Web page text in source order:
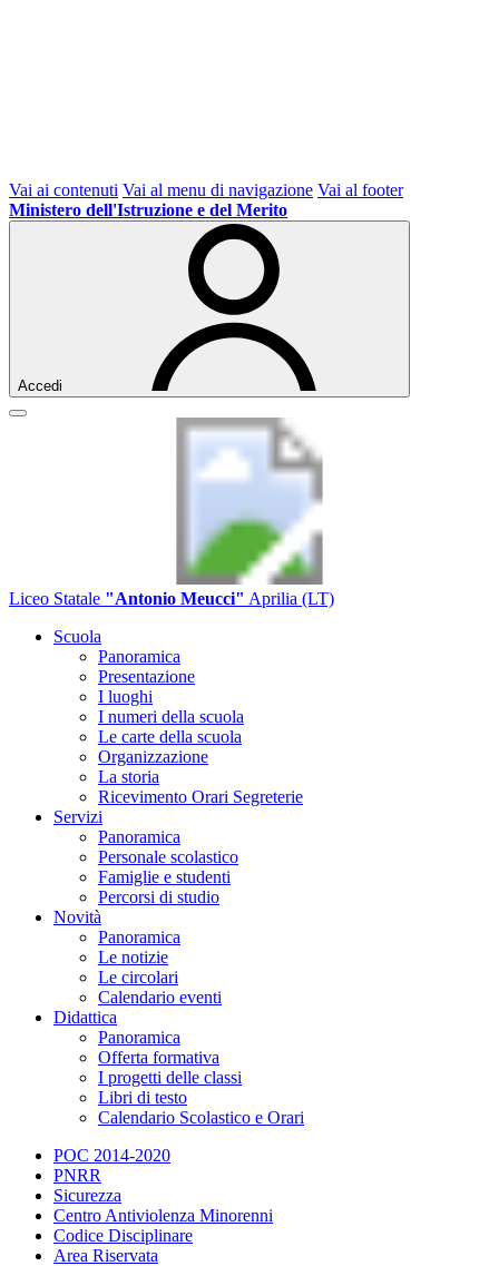
Vai ai contenuti Vai al menu di navigazione Vai al footer
Ministero dell'Istruzione e del Merito
Accedi
Liceo Statale "Antonio Meucci" Aprilia (LT)
Scuola
Panoramica
Presentazione
I luoghi
I numeri della scuola
Le carte della scuola
Organizzazione
La storia
Ricevimento Orari Segreterie
Servizi
Panoramica
Personale scolastico
Famiglie e studenti
Percorsi di studio
Novità
Panoramica
Le notizie
Le circolari
Calendario eventi
Didattica
Panoramica
Offerta formativa
I progetti delle classi
Libri di testo
Calendario Scolastico e Orari
POC 2014-2020
PNRR
Sicurezza
Centro Antiviolenza Minorenni
Codice Disciplinare
Area Riservata